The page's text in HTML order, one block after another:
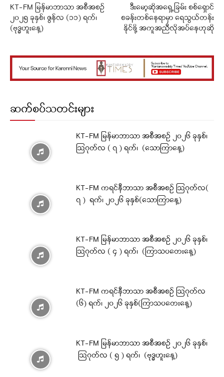
KT-FM မြန်မာဘာသာ အစီအစဉ်
၂၀၂၅ ခုနှစ်၊ ဇွန်လ (၁၁) ရက်၊
(ဗုဒ္ဓဟူးနေ့)
ဒီးမော့ဆိုအရှေ့ခြမ်း စစ်ရှောင်
စခန်းတစ်နေရာမှာ ရေသွယ်တန်း
နိုင်ဖို့ အကူအညီလိုအပ်နေဟုဆို
ဆက်စပ်သတင်းများ
KT-FM မြန်မာဘာသာ အစီအစဉ် ၂၀၂၆ ခုနှစ်၊
ဩဂုတ်လ ( ၇ ) ရက်၊ (သောကြာနေ့)
KT-FM ကရင်နီဘာသာ အစီအစဉ် ဩဂုတ်လ(
၇ ) ရက်၊ ၂၀၂၆ ခုနှစ်(သောကြာနေ့)
KT-FM မြန်မာဘာသာ အစီအစဉ် ၂၀၂၆ ခုနှစ်၊
ဩဂုတ်လ ( ၄ ) ရက်၊ (ကြာသပတေးနေ့)
KT-FM ကရင်နီဘာသာ အစီအစဉ် ဩဂုတ်လ
(၆) ရက်၊ ၂၀၂၆ ခုနှစ်(ကြာသပတေးနေ့)
KT-FM မြန်မာဘာသာ အစီအစဉ် ၂၀၂၆ ခုနှစ်၊
ဩဂုတ်လ ( ၅ ) ရက်၊ (ဗုဒ္ဓဟူးနေ့)